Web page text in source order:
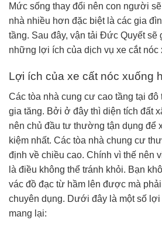
Mức sống thay đổi nên con người
nhà nhiều hơn đặc biệt là các gia
tầng. Sau đây, vận tải Đức Quyết sẽ
những lợi ích của dịch vụ xe cắt nóc
Lợi ích của xe cất nóc xuống
Các tòa nhà cung cư cao tầng tại đô
gia tăng. Bởi ở đây thì diện tích đất
nên chủ đầu tư thường tận dụng để
kiệm nhất. Các tòa nhà chung cư
định về chiều cao. Chính vì thế nên
là điều không thể tránh khỏi. Bạn
vác đồ đạc từ hầm lên được mà
chuyên dụng. Dưới đây là một số
mang lại: